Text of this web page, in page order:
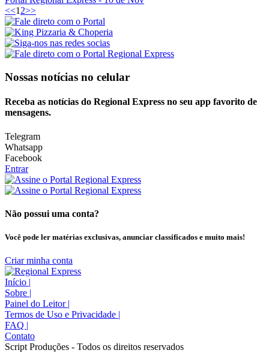
<<1 2>>
Nossas notícias no celular
Receba as notícias do Regional Express no seu app favorito de
mensagens.
Telegram
Whatsapp
Facebook
Entrar
Não possui uma conta?
Você pode ler matérias exclusivas, anunciar classificados e muito mais!
Criar minha conta
Início |
Sobre |
Painel do Leitor |
Termos de Uso e Privacidade |
FAQ |
Contato
Script Produções - Todos os direitos reservados